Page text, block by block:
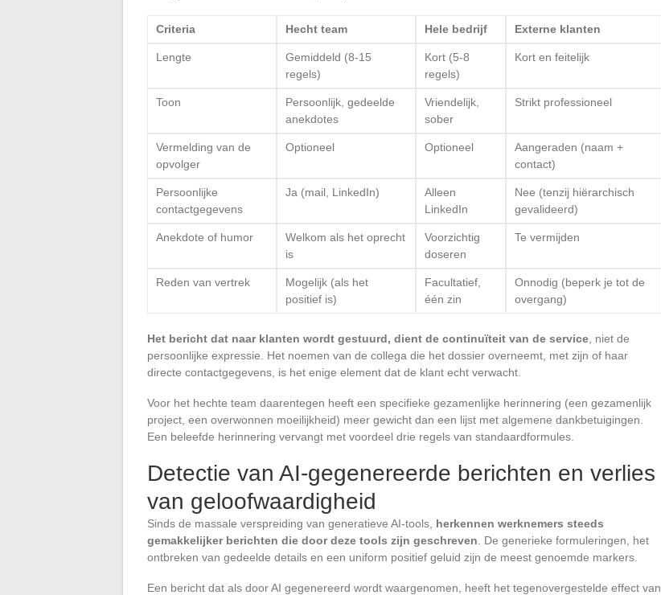
Criteria Hecht team Hele bedrijf Externe klanten
Lengte
Gemiddeld (8-15
regels)
Kort (5-8
regels)
Kort en feitelijk
Toon
Persoonlijk, gedeelde
anekdotes
Vriendelijk,
sober
Strikt professioneel
Vermelding van de
opvolger
Optioneel Optioneel
Aangeraden (naam +
contact)
Persoonlijke
contactgegevens
Ja (mail, LinkedIn)
Alleen
LinkedIn
Nee (tenzij hiërarchisch
gevalideerd)
Anekdote of humor
Welkom als het oprecht
is
Voorzichtig
doseren
Te vermijden
Reden van vertrek
Mogelijk (als het
positief is)
Facultatief,
één zin
Onnodig (beperk je tot de
overgang)
Het bericht dat naar klanten wordt gestuurd, dient de continuïteit van de service , niet de
persoonlijke expressie. Het noemen van de collega die het dossier overneemt, met zijn of haar
directe contactgegevens, is het enige element dat de klant echt verwacht.
Voor het hechte team daarentegen heeft een specifieke gezamenlijke herinnering (een gezamenlijk
project, een overwonnen moeilijkheid) meer gewicht dan een lijst met algemene dankbetuigingen.
Een beleefde herinnering vervangt met voordeel drie regels van standaardformules.
Detectie van AI-gegenereerde berichten en verlies
van geloofwaardigheid
Sinds de massale verspreiding van generatieve AI-tools, herkennen werknemers steeds
gemakkelijker berichten die door deze tools zijn geschreven . De generieke formuleringen, het
ontbreken van gedeelde details en een uniform positief geluid zijn de meest genoemde markers.
Een bericht dat als door AI gegenereerd wordt waargenomen, heeft het tegenovergestelde effect van